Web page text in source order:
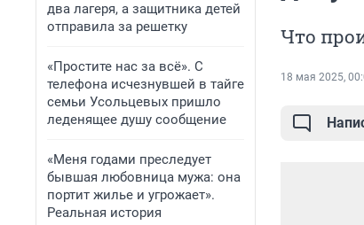
два лагеря, а защитника детей
отправила за решетку
«Простите нас за всё». С
телефона исчезнувшей в тайге
семьи Усольцевых пришло
леденящее душу сообщение
«Меня годами преследует
бывшая любовница мужа: она
портит жилье и угрожает».
Реальная история
Что
18 мая 2025,